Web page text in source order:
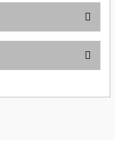
kullanarak tarafımıza